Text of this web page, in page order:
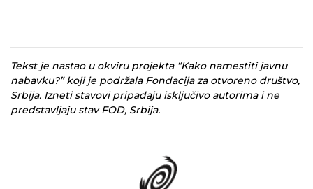
Tekst je nastao u okviru projekta “Kako namestiti javnu
nabavku?” koji je podržala Fondacija za otvoreno društvo,
Srbija. Izneti stavovi pripadaju isključivo autorima i ne
predstavljaju stav FOD, Srbija.